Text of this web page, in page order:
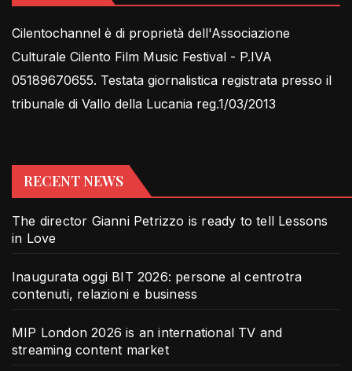
Cilentochannel è di proprietà dell'Associazione
Culturale Cilento Film Music Festival - P.IVA
05189670655. Testata giornalistica registrata presso il
tribunale di Vallo della Lucania reg.1/03/2013
RECENT NEWS
The director Gianni Petrizzo is ready to tell Lessons
in Love
Inaugurata oggi BIT 2026: persone al centrotra
contenuti, relazioni e business
MIP London 2026 is an international TV and
streaming content market